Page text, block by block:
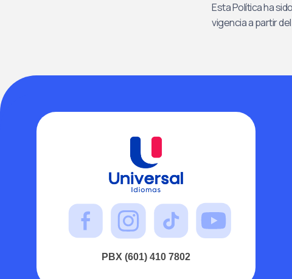
Esta Política ha
vigencia a partir
PBX (601) 410 7802